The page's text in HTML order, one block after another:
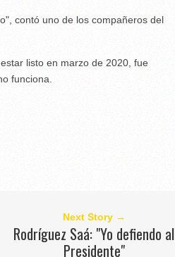
contó uno de los compañeros del
listo en marzo de 2020, fue
funciona.
Next Story →
Rodríguez Saá: "Yo defiendo al
Presidente"